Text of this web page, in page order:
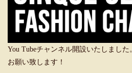
You Tubeチャンネル開設いたしまし
お願い致します！